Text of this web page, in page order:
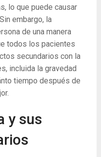
lo que puede causar
embargo, la
de una manera
todos los pacientes
secundarios con la
incluida la gravedad
tiempo después de
y sus